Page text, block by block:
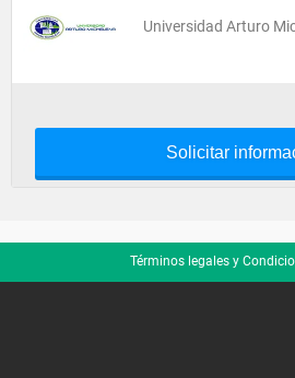
Universidad Arturo
Solicitar
Términos legales y